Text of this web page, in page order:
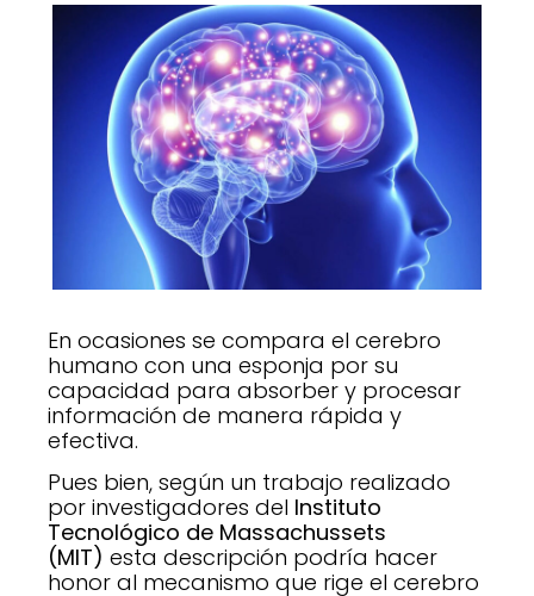
En ocasiones se compara el cerebro
humano con una esponja por su
capacidad para absorber y procesar
información de manera rápida y
efectiva.
Pues bien, según un trabajo realizado
por investigadores del Instituto
Tecnológico de Massachussets
(MIT) esta descripción podría hacer
honor al mecanismo que rige el cerebro